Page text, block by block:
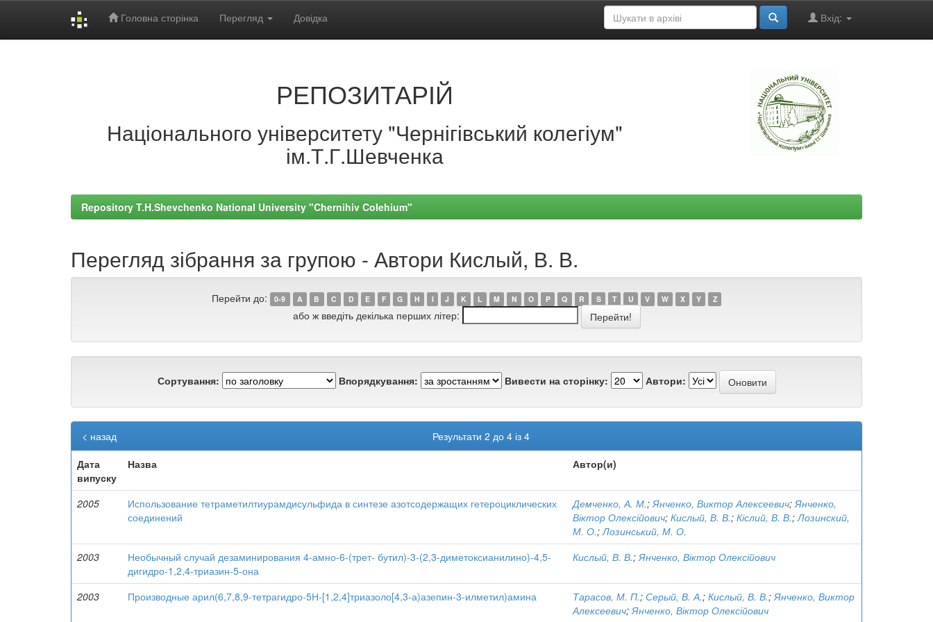
Головна сторінка Перегляд Довідка Вхід:
РЕПОЗИТАРІЙ
Національного університету "Чернігівський колегіум"
ім.Т.Г.Шевченка
Repository T.H.Shevchenko National University "Chernihiv Colehium"
Перегляд зібрання за групою - Автори Кислый, В. В.
Перейти до: 0-9 A B C D E F G H I J K L M N O P Q R S T U V W X Y Z
або ж введіть декілька перших літер:
Сортування: Впорядкування: Вивести на сторінку: Автори:
Результати 2 до 4 із 4
< назад
Дата
випуску
Назва Автор(и)
2005
Использование тетраметилтиурамдисульфида в синтезе азотсодержащих гетероциклических
соединений
Демченко, А. М.;Янченко, Виктор Алексеевич;Янченко,
Віктор Олексійович; Кислый, В. В.; Кіслий, В. В.;Лозинский,
М. О.;Лозинський, М. О.
2003
Необычный случай дезаминирования 4-амно-6-(трет- бутил)-3-(2,3-диметоксианилино)-4,5-
дигидро-1,2,4-триазин-5-она
Кислый, В. В.;Янченко, Віктор Олексійович
2003 Производные арил(6,7,8,9-тетрагидро-5Н-[1,2,4]триазоло[4,3-а)азепин-3-илметил)амина Тарасов, М. П.; Серый, В. А.; Кислый, В. В.;Янченко, Виктор
Алексеевич;Янченко, Віктор Олексійович